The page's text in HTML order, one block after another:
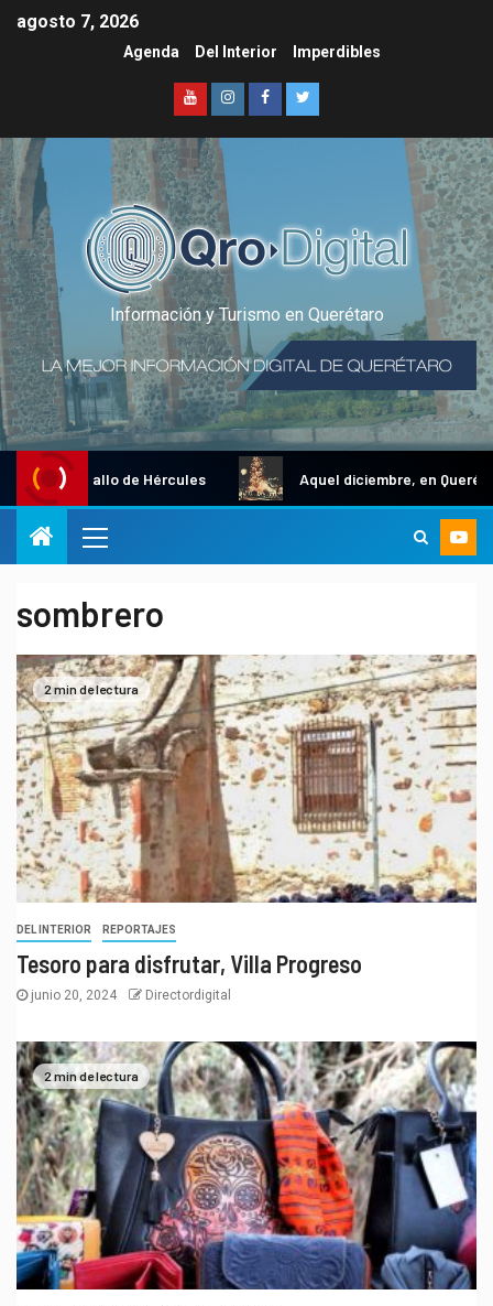
agosto 7, 2026
Agenda Del Interior Imperdibles
Información y Turismo en Querétaro
Gallo de Hércules Aquel diciembre, en Querétaro
sombrero
2 min de lectura
DEL INTERIOR REPORTAJES
Tesoro para disfrutar, Villa Progreso
junio 20, 2024 Directordigital
2 min de lectura